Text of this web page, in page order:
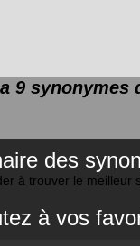
9 synonymes
des
à trouver le meilleur
à vos